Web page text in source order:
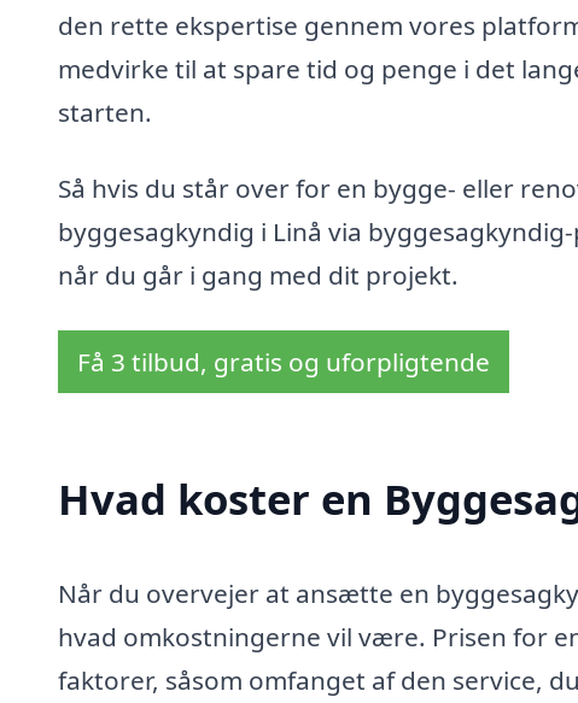
den rette ekspertise gennem vores
medvirke til at spare tid og penge i det
starten.
Så hvis du står over for en bygge- eller
byggesagkyndig i Linå via
når du går i gang med dit projekt.
Få 3 tilbud, gratis og uforpligtende
Hvad koster en
Når du overvejer at ansætte en
hvad omkostningerne vil være. Prisen for
faktorer, såsom omfanget af den service,